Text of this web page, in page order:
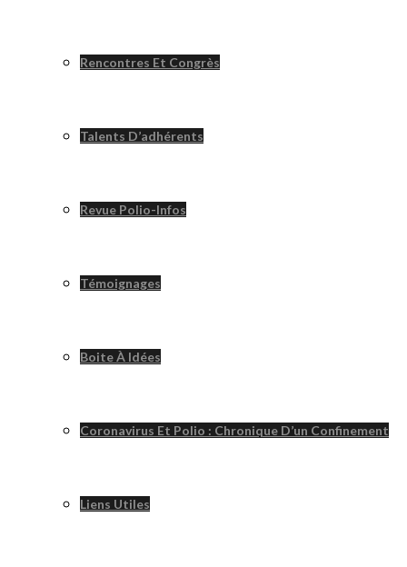
Rencontres Et Congrès
Talents D’adhérents
Revue Polio-Infos
Témoignages
Boite À Idées
Coronavirus Et Polio : Chronique D’un Confinement
Liens Utiles